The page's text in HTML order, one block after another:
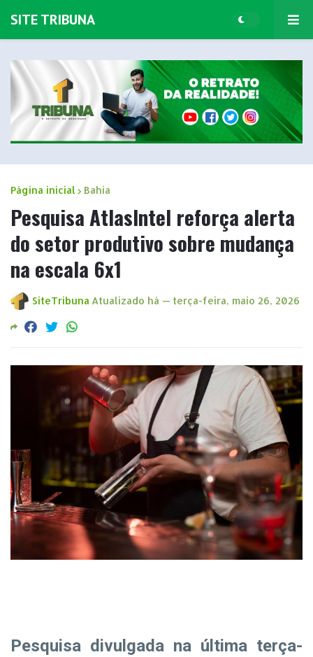
SITE TRIBUNA
Página inicial Bahia
Pesquisa AtlasIntel reforça alerta
do setor produtivo sobre mudança
na escala 6x1
SiteTribuna Atualizado há — terça-feira, maio 26, 2026
Pesquisa divulgada na última terça-